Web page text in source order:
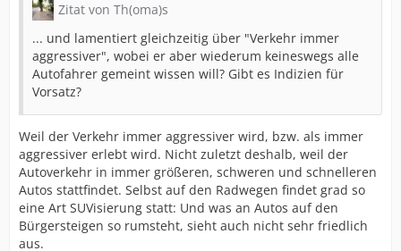
Zitat von Th(oma)s
... und lamentiert gleichzeitig über "Verkehr immer
aggressiver", wobei er aber wiederum keineswegs alle
Autofahrer gemeint wissen will? Gibt es Indizien für
Vorsatz?
Weil der Verkehr immer aggressiver wird, bzw. als immer
aggressiver erlebt wird. Nicht zuletzt deshalb, weil der
Autoverkehr in immer größeren, schweren und schnelleren
Autos stattfindet. Selbst auf den Radwegen findet grad so
eine Art SUVisierung statt: Und was an Autos auf den
Bürgersteigen so rumsteht, sieht auch nicht sehr friedlich
aus.